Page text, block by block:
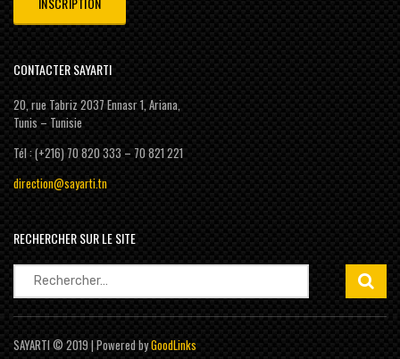
CONTACTER SAYARTI
20, rue Tabriz 2037 Ennasr 1, Ariana,
Tunis – Tunisie
Tél : (+216) 70 820 333 – 70 821 221
direction@sayarti.tn
RECHERCHER SUR LE SITE
Rechercher :
SAYARTI © 2019 | Powered byGoodLinks